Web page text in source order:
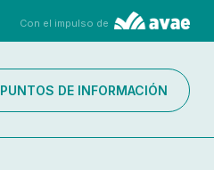
Con el impulso de
PUNTOS DE INFORMACIÓN